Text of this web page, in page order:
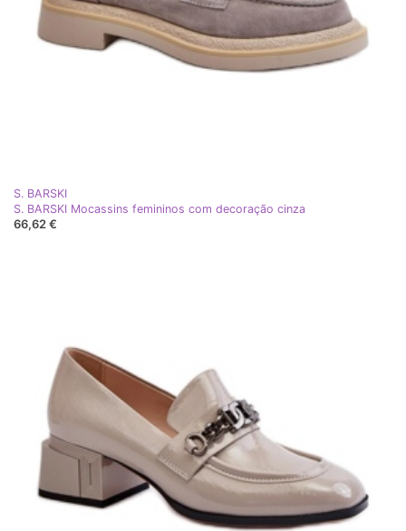
S. BARSKI
S. BARSKI Mocassins femininos com decoração cinza
66,62 €